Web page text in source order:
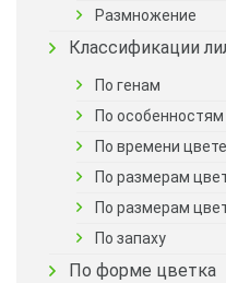
Размножение
Классификации
По генам
По
По времени
По размерам
По размерам
По запаху
По форме цветка